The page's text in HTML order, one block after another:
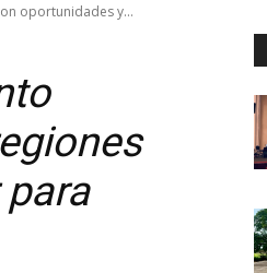
oportunidades y...